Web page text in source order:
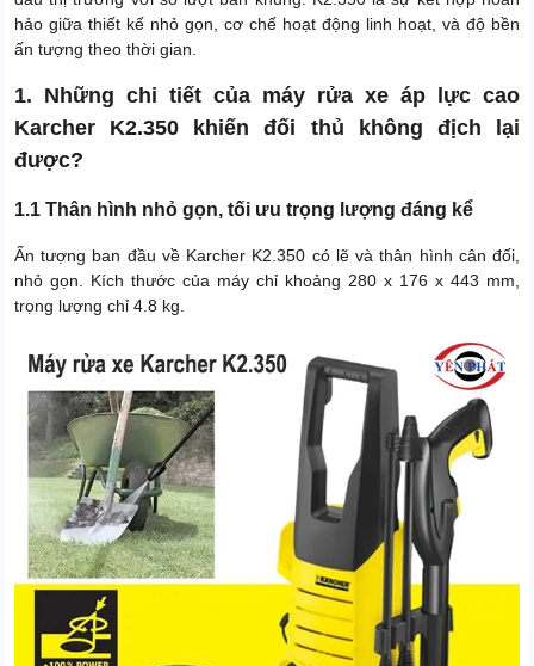
hảo giữa thiết kế nhỏ gọn, cơ chế hoạt động linh hoạt, và độ bền
ấn tượng theo thời gian.
1. Những chi tiết của máy rửa xe áp lực cao
Karcher K2.350 khiến đối thủ không địch lại
được?
1.1 Thân hình nhỏ gọn, tối ưu trọng lượng đáng kể
Ấn tượng ban đầu về Karcher K2.350 có lẽ và thân hình cân đối,
nhỏ gọn. Kích thước của máy chỉ khoảng 280 x 176 x 443 mm,
trọng lượng chỉ 4.8 kg.